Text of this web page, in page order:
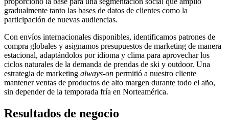
gradualmente tanto las bases de datos de clientes como la
participación de nuevas audiencias.
Con envíos internacionales disponibles, identificamos patrones de
compra globales y asignamos presupuestos de marketing de manera
estacional, adaptándolos por idioma y clima para aprovechar los
ciclos naturales de la demanda de prendas de ski y outdoor. Una
estrategia de marketing always-on permitió a nuestro cliente
mantener ventas de productos de alto margen durante todo el año,
sin depender de la temporada fría en Norteamérica.
Resultados de negocio